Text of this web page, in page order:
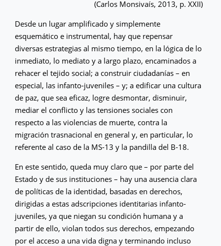
(Carlos Monsivaís, 2013, p. XXII)
Desde un lugar amplificado y simplemente
esquemático e instrumental, hay que repensar
diversas estrategias al mismo tiempo, en la lógica de lo
inmediato, lo mediato y a largo plazo, encaminados a
rehacer el tejido social; a construir ciudadanías – en
especial, las infanto-juveniles – y; a edificar una cultura
de paz, que sea eficaz, logre desmontar, disminuir,
mediar el conflicto y las tensiones sociales con
respecto a las violencias de muerte, contra la
migración trasnacional en general y, en particular, lo
referente al caso de la MS-13 y la pandilla del B-18.
En este sentido, queda muy claro que – por parte del
Estado y de sus instituciones – hay una ausencia clara
de políticas de la identidad, basadas en derechos,
dirigidas a estas adscripciones identitarias infanto-
juveniles, ya que niegan su condición humana y a
partir de ello, violan todos sus derechos, empezando
por el acceso a una vida digna y terminando incluso